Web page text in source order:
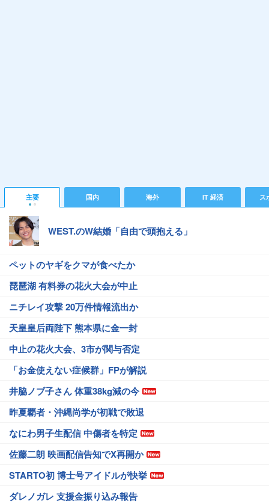
主要 国内 海外 IT 経済 ス
WEST.のW結婚「自由で頭抱える」
ペットのヤギをクマが食べたか
琵琶湖 有料券の花火大会が中止
ニチレイ攻撃 20万件情報流出か
天皇皇后両陛下 熊本県に金一封
中止の花火大会、3市が関与否定
「お金使えない症候群」FPが解説
井脇ノブ子さん 体重38kg減の今
昨夏覇者・沖縄尚学が初戦で敗退
なにわ男子生配信 中傷者を特定
佐藤二朗 映画配信告知でX再開か
STARTO初 博士号アイドルが快挙
ダレノガレ 支援金振り込み報告